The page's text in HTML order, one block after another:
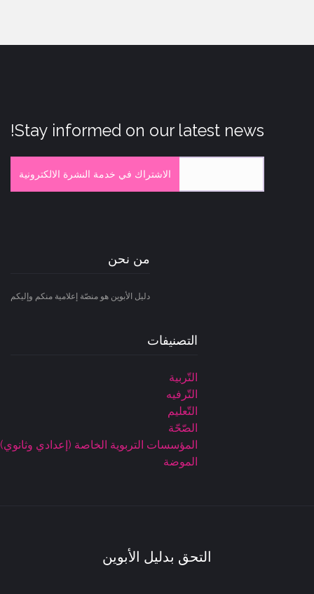
Stay informed on our latest news!
الاشتراك في خدمة النشرة الالكترونية
من نحن
دليل الأبوين هو منصّة إعلامية منكم وإليكم
التصنيفات
التّربية
التّرفيه
التّعليم
الصّحّة
المؤسسات التربوية الخاصة (إعدادي وثانوي)
الموضة
التحق بدليل الأبوين